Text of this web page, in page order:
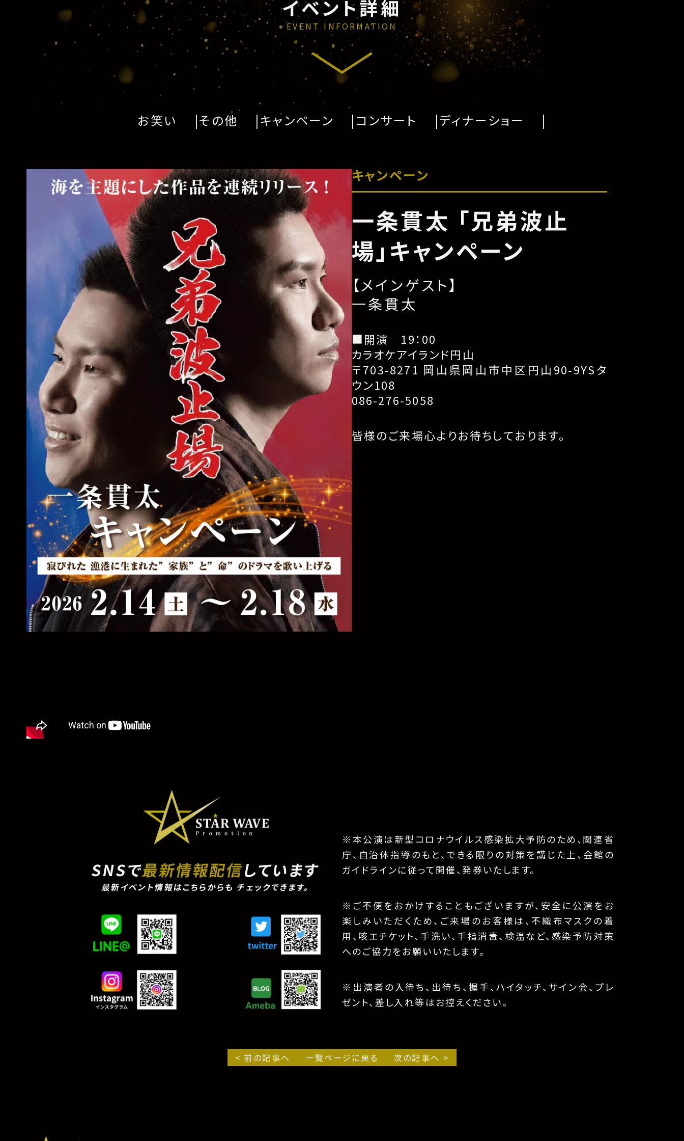
イベント詳細
EVENT INFORMATION
お笑い その他 キャンペーン コンサート ディナーショー
キャンペーン
一条貫太 「兄弟波止
場」キャンペーン
【メインゲスト】
一条貫太
■開演 19：00
カラオケアイランド円山
〒703-8271 岡山県岡山市中区円山90-9YSタ
ウン108
086-276-5058
皆様のご来場心よりお待ちしております。
SNSで最新情報配信しています
最新イベント情報はこちらからも チェックできます。
※本公演は新型コロナウイルス感染拡大予防のため、関連省
庁、自治体指導のもと、できる限りの対策を講じた上、会館の
ガイドラインに従って開催、発券いたします。
※ご不便をおかけすることもございますが、安全に公演をお
楽しみいただくため、ご来場のお客様は、不織布マスクの着
用、咳エチケット、手洗い、手指消毒、検温など、感染予防対策
へのご協力をお願いいたします。
※出演者の入待ち、出待ち、握手、ハイタッチ、サイン会、プレ
ゼント、差し入れ等はお控えください。
< 前の記事へ 一覧ページに戻る 次の記事へ >